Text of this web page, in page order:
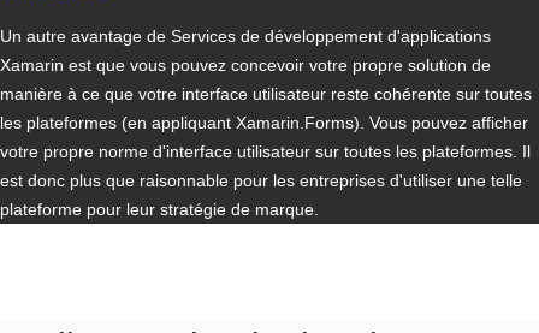
Un autre avantage de Services de développement d'applications
Xamarin est que vous pouvez concevoir votre propre solution de
manière à ce que votre interface utilisateur reste cohérente sur toutes
les plateformes (en appliquant Xamarin.Forms). Vous pouvez afficher
votre propre norme d'interface utilisateur sur toutes les plateformes. Il
est donc plus que raisonnable pour les entreprises d'utiliser une telle
plateforme pour leur stratégie de marque.